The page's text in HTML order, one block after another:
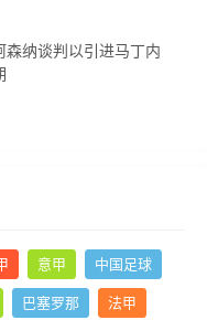
纳谈判以引进马丁内
意甲 中国足球
巴塞罗那 法甲